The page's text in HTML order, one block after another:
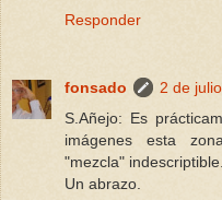
Responder
fonsado
2 de
S.Añejo: Es
imágenes esta
"mezcla" indescriptible.
Un abrazo.